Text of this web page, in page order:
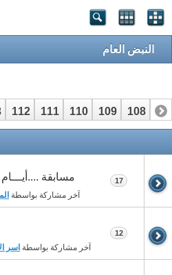
النبض العام
108
109
110
111
112
مسابقة
آخر مشاركة بواسطة
17
آخر مشاركة بواسطة اسر
12